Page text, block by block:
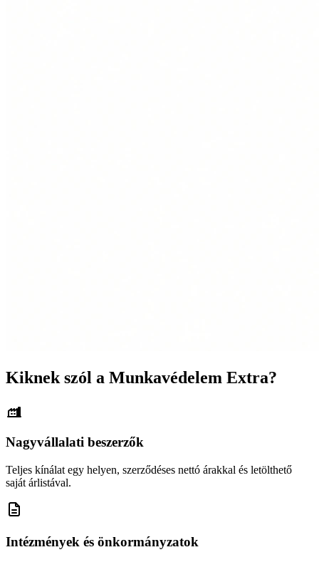
Kiknek szól a Munkavédelem Extra?
Nagyvállalati beszerzők
Teljes kínálat egy helyen, szerződéses nettó árakkal és letölthető
saját árlistával.
Intézmények és önkormányzatok